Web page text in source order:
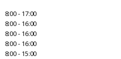
8:00 - 17:00
8:00 - 16:00
8:00 - 16:00
8:00 - 16:00
8:00 - 15:00